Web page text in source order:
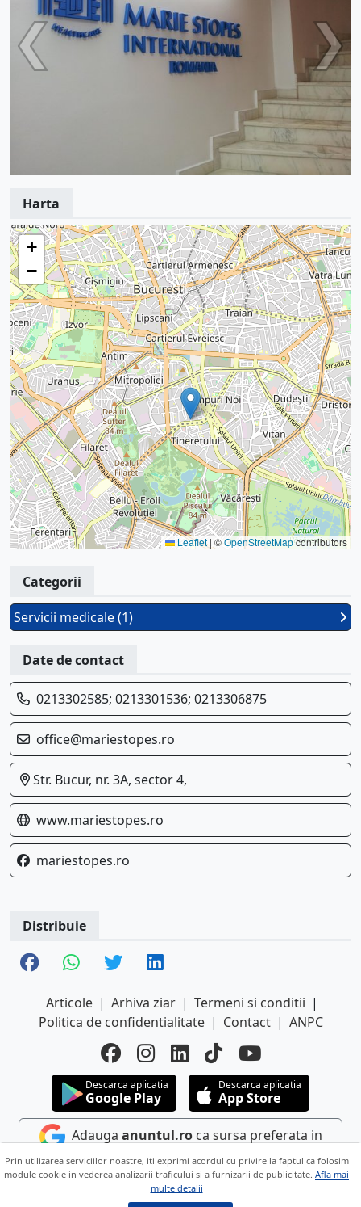
Harta
+
−
Leaflet | ©OpenStreetMapcontributors
Categorii
Servicii medicale (1)
Date de contact
0213302585; 0213301536; 0213306875
office@mariestopes.ro
Str. Bucur, nr. 3A, sector 4,
www.mariestopes.ro
mariestopes.ro
Distribuie
Articole | Arhiva ziar | Termeni si conditii |
Politica de confidentialitate | Contact | ANPC
Descarca aplicatia
Google Play
Descarca aplicatia
App Store
Adauga anuntul.roca sursa preferata in
Google
Copyright © 2026 ANUNTUL TELEFONIC
Prin utilizarea serviciilor noastre, iti exprimi acordul cu privire la faptul ca folosim
module cookie in vederea analizarii traficului si a furnizarii de publicitate. Afla mai
multe detalii